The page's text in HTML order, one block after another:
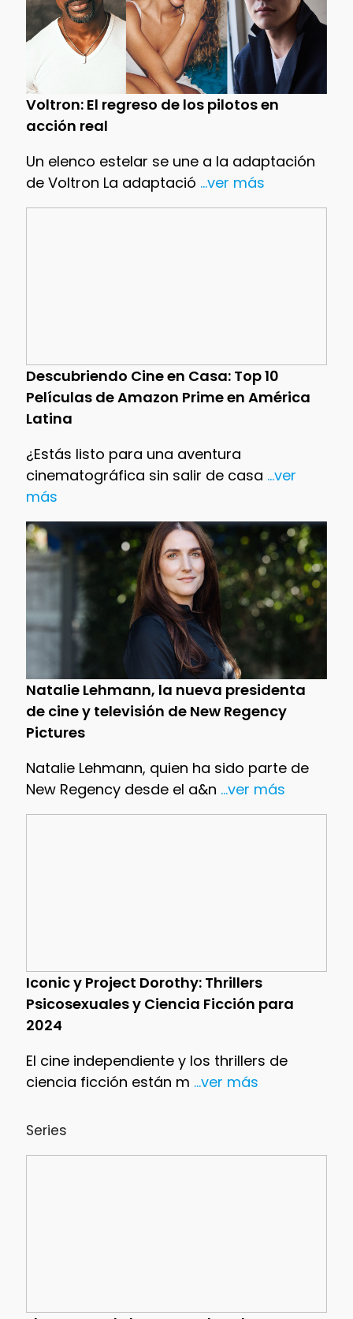
Voltron: El regreso de los pilotos en
acción real
Un elenco estelar se une a la adaptación
de Voltron La adaptació ...ver más
Descubriendo Cine en Casa: Top 10
Películas de Amazon Prime en América
Latina
¿Estás listo para una aventura
cinematográfica sin salir de casa ...ver
más
Natalie Lehmann, la nueva presidenta
de cine y televisión de New Regency
Pictures
Natalie Lehmann, quien ha sido parte de
New Regency desde el a&n ...ver más
Iconic y Project Dorothy: Thrillers
Psicosexuales y Ciencia Ficción para
2024
El cine independiente y los thrillers de
ciencia ficción están m ...ver más
Series